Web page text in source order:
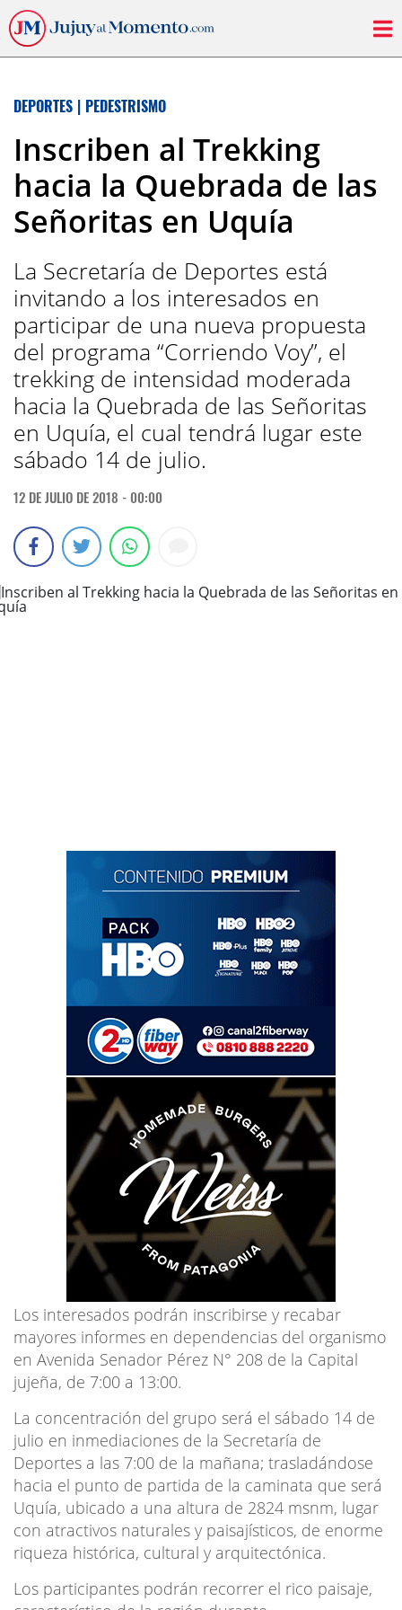
DEPORTES | PEDESTRISMO
Inscriben al Trekking
hacia la Quebrada de las
Señoritas en Uquía
La Secretaría de Deportes está
invitando a los interesados en
participar de una nueva propuesta
del programa “Corriendo Voy”, el
trekking de intensidad moderada
hacia la Quebrada de las Señoritas
en Uquía, el cual tendrá lugar este
sábado 14 de julio.
12 DE JULIO DE 2018 - 00:00
Los interesados podrán inscribirse y recabar
mayores informes en dependencias del organismo
en Avenida Senador Pérez N° 208 de la Capital
jujeña, de 7:00 a 13:00.
La concentración del grupo será el sábado 14 de
julio en inmediaciones de la Secretaría de
Deportes a las 7:00 de la mañana; trasladándose
hacia el punto de partida de la caminata que será
Uquía, ubicado a una altura de 2824 msnm, lugar
con atractivos naturales y paisajísticos, de enorme
riqueza histórica, cultural y arquitectónica.
Los participantes podrán recorrer el rico paisaje,